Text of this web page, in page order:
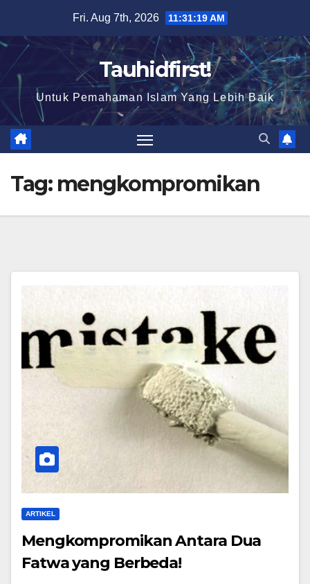
content
Fri. Aug 7th, 2026 11:31:19 AM
Tauhidfirst!
Untuk Pemahaman Islam Yang Lebih Baik
Tag: mengkompromikan
ARTIKEL
Mengkompromikan Antara Dua
Fatwa yang Berbeda!